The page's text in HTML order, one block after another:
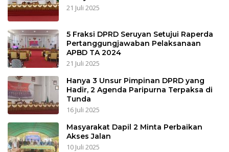
21 Juli 2025
5 Fraksi DPRD Seruyan Setujui Raperda
Pertanggungjawaban Pelaksanaan
APBD TA 2024
21 Juli 2025
Hanya 3 Unsur Pimpinan DPRD yang
Hadir, 2 Agenda Paripurna Terpaksa di
Tunda
16 Juli 2025
Masyarakat Dapil 2 Minta Perbaikan
Akses Jalan
10 Juli 2025